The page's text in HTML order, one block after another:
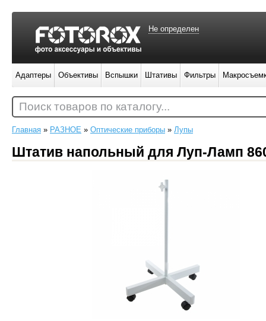
Главная » РАЗНОЕ » Оптические приборы » Лупы
Штатив напольный для Луп-Ламп
Не определен
Адаптеры Объективы Вспышки Штативы Фильтры
Поиск товаров по каталогу...